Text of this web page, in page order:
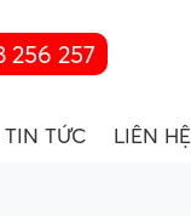
256 257
TIN TỨC LIÊN HỆ